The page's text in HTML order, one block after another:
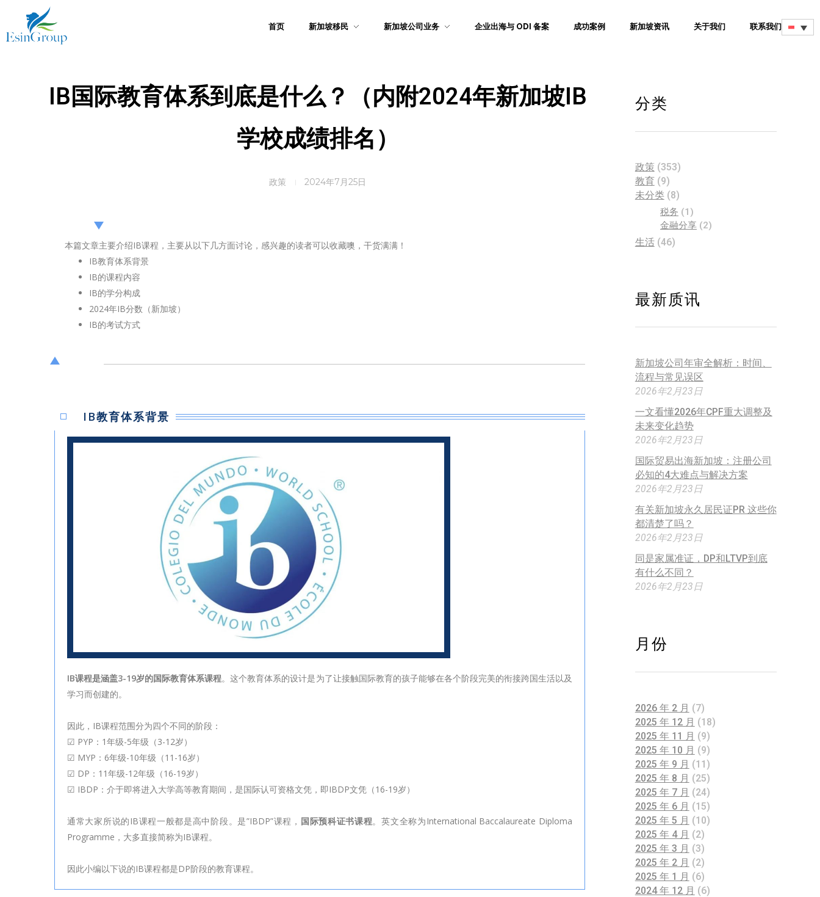
首页 新加坡移民 新加坡公司业务 企业出海与 ODI 备案 成功案例 新加坡资讯 关于我们 联系我们
IB国际教育体系到底是什么？（内附2024年新加坡IB
学校成绩排名）
2024年7月25日
政策
本篇文章主要介绍IB课程，主要从以下几方面讨论，感兴趣的读者可以收藏噢，干货满满！
IB教育体系背景
IB的课程内容
IB的学分构成
2024年IB分数（新加坡）
IB的考试方式
IB教育体系背景
IB课程是涵盖3-19岁的国际教育体系课程。这个教育体系的设计是为了让接触国际教育的孩子能够在各个阶段完美的衔接跨国生活以及
学习而创建的。
因此，IB课程范围分为四个不同的阶段：
☑ PYP：1年级-5年级（3-12岁）
☑ MYP：6年级-10年级（11-16岁）
☑ DP：11年级-12年级（16-19岁）
☑ IBDP：介于即将进入大学高等教育期间，是国际认可资格文凭，即IBDP文凭（16-19岁）
通常大家所说的IB课程一般都是高中阶段。是”IBDP”课程， 国际预科证书课程。英文全称为International Baccalaureate Diploma
Programme，大多直接简称为IB课程。
因此小编以下说的IB课程都是DP阶段的教育课程。
分类
政策 (353)
教育(9)
未分类(8)
税务 (1)
金融分享 (2)
生活(46)
最新质讯
新加坡公司年审全解析：时间、
流程与常见误区
2026年2月23日
一文看懂2026年CPF重大调整及
未来变化趋势
2026年2月23日
国际贸易出海新加坡：注册公司
必知的4大难点与解决方案
2026年2月23日
有关新加坡永久居民证PR 这些你
都清楚了吗？
2026年2月23日
同是家属准证，DP和LTVP到底
有什么不同？
2026年2月23日
月份
2026 年 2 月 (7)
2025 年 12 月 (18)
2025 年 11 月 (9)
2025 年 10 月 (9)
2025 年 9 月 (11)
2025 年 8 月 (25)
2025 年 7 月 (24)
2025 年 6 月 (15)
2025 年 5 月 (10)
2025 年 4 月 (2)
2025 年 3 月 (3)
2025 年 2 月 (2)
2025 年 1 月 (6)
2024 年 12 月 (6)